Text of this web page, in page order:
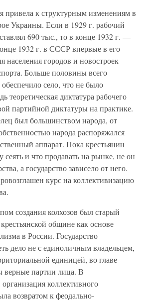
привела к структурным изменениям в
Украины. Если в 1929 г. рабочий
690 тыс., то в конце 1932 г. —
1932 г. в СССР впервые в его
населения городов и новостроек
Больше половины всего
село, что не было
теоретическая диктатура рабочего
партийной диктатуры на практике.
был большинством народа, от
народа распоряжался
аппарат. Пока крестьянин
сеять и что продавать на рынке, не он
а государство зависело от него.
курс на коллективизацию
создания колхозов был старый
общине как основе
в России. Государство
дело не с единоличным владельцем,
единицей, во главе
верные партии лица. В
коллективного
возвратом к феодально-